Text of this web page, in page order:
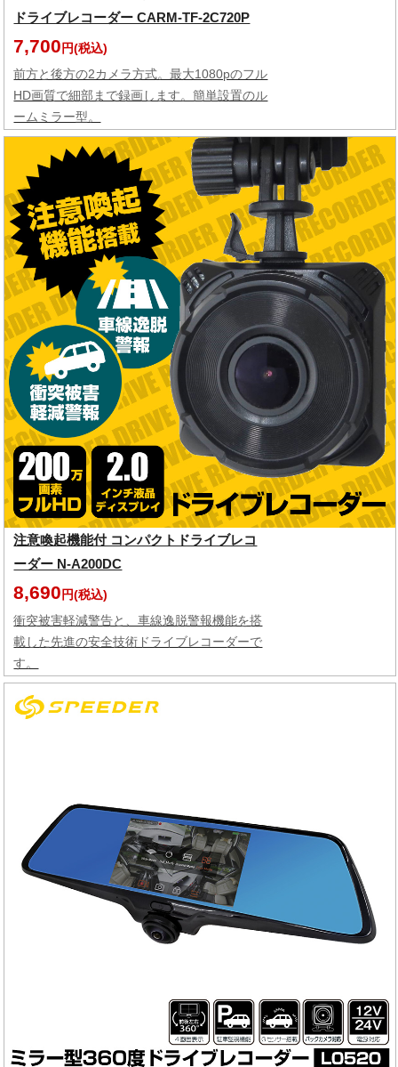
ドライブレコーダー CARM-TF-2C720P
7,700 円(税込)
前方と後方の2カメラ方式。最大1080pのフル
HD画質で細部まで録画します。簡単設置のル
ームミラー型。
注意喚起機能付 コンパクトドライブレコ
ーダー N-A200DC
8,690 円(税込)
衝突被害軽減警告と、車線逸脱警報機能を搭
載した先進の安全技術ドライブレコーダーで
す。